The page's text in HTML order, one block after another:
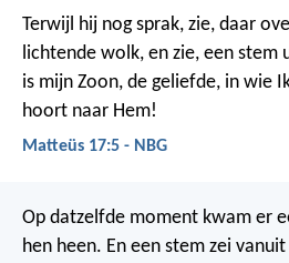
Terwijl hij nog sprak, zie, daar
lichtende wolk, en zie, een stem
is mijn Zoon, de geliefde, in wie
hoort naar Hem!
Matteüs 17:5 - NBG
Op datzelfde moment kwam er
hen heen. En een stem zei